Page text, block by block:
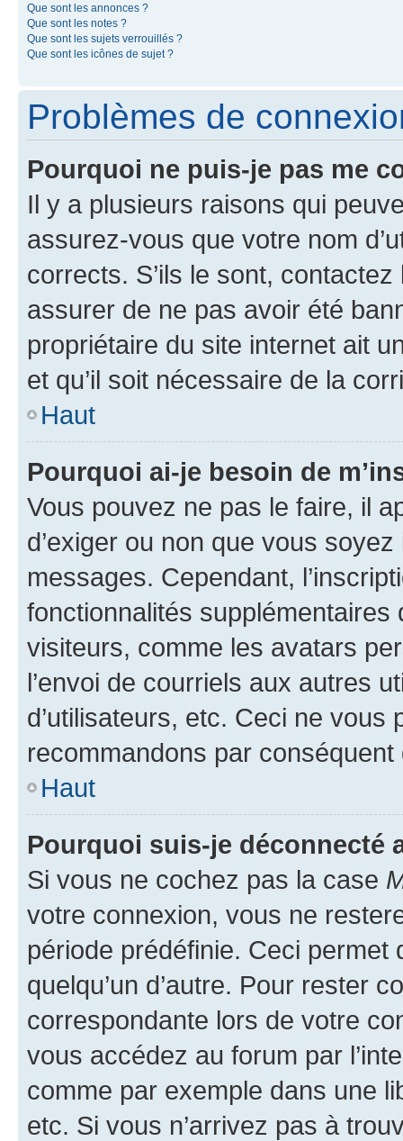
Que sont les annonces ?
Que sont les notes ?
Que sont les sujets verrouillés ?
Que sont les icônes de sujet ?
Problèmes de
Pourquoi ne puis-je pas me
Il y a plusieurs raisons qui
assurez-vous que votre nom
corrects. S’ils le sont,
assurer de ne pas avoir été
propriétaire du site internet ait
et qu’il soit nécessaire de la
Haut
Pourquoi ai-je besoin de
Vous pouvez ne pas le faire, il
d’exiger ou non que vous
messages. Cependant,
fonctionnalités
visiteurs, comme les avatars
l’envoi de courriels aux autres
d’utilisateurs, etc. Ceci ne vous
recommandons par conséquent
Haut
Pourquoi suis-je déconnecté
Si vous ne cochez pas la case
votre connexion, vous ne
période prédéfinie. Ceci permet
quelqu’un d’autre. Pour rester
correspondante lors de votre
vous accédez au forum par
comme par exemple dans une
etc. Si vous n’arrivez pas à